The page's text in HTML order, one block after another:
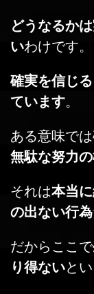
どうなるか
いわけです。
確実を信じ
ています。
ある意味で
無駄な努力
それは本当
の出ない行為
だからここで
り得ないと